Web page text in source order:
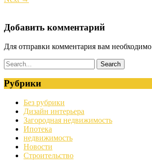
Добавить комментарий
Для отправки комментария вам необходимо
Рубрики
Без рубрики
Дизайн интерьера
Загородная недвижимость
Ипотека
недвижимость
Новости
Строительство